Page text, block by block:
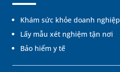
Khám sức khỏe doanh nghiệp
Lấy mẫu xét nghiệm tận nơi
Bảo hiểm y tế